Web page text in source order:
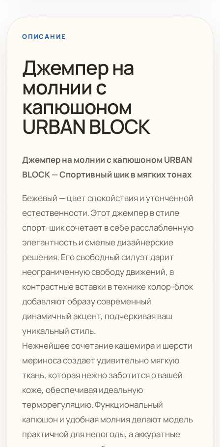
ОПИСАНИЕ
Джемпер на
молнии с
капюшоном
URBAN BLOCK
Джемпер на молнии с капюшоном URBAN
BLOCK — Спортивный шик в мягких тонах
Бежевый — цвет спокойствия и утонченной
естественности. Этот джемпер в стиле
спорт-шик сочетает в себе расслабленную
элегантность и смелые дизайнерские
решения. Его свободный силуэт дарит
неограниченную свободу движений, а
контрастные вставки в технике колор-блок
добавляют образу современный
динамичный акцент, подчеркивая ваш
уникальный стиль.
Нежнейшее сочетание кашемира и шерсти
мериноса создает удивительно мягкую
ткань, которая нежно заботится о вашей
коже, обеспечивая идеальную
терморегуляцию. Функциональный
капюшон и удобная молния делают модель
практичной для непогоды, а аккуратные